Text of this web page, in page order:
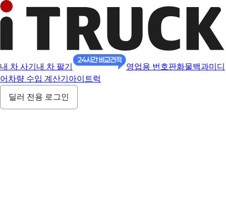
내 차 사기 내 차 팔기 영업용 번호판화물백과미디
어 차량 수입 계산기 아이트럭
딜러 전용 로그인